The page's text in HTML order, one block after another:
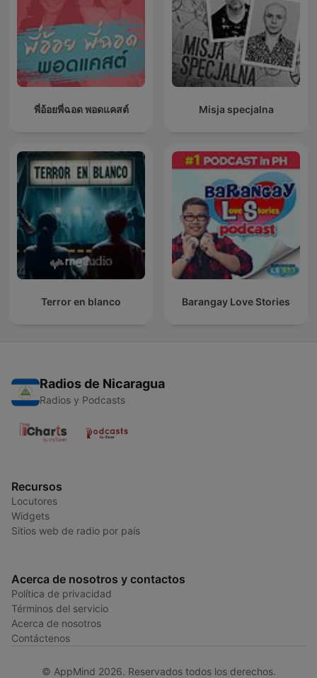
พี่อ้อยพี่ฉอด พอดแคสต์ Misja specjalna
Terror en blanco Barangay Love Stories
Radios de Nicaragua
Radios y Podcasts
Recursos
Locutores
Widgets
Sitios web de radio por país
Acerca de nosotros y contactos
Política de privacidad
Términos del servicio
Acerca de nosotros
Contáctenos
© AppMind 2026. Reservados todos los derechos.